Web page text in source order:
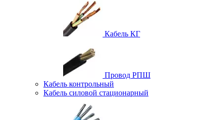
Кабель КГ
Провод РПШ
Кабель контрольный
Кабель силовой стационарный